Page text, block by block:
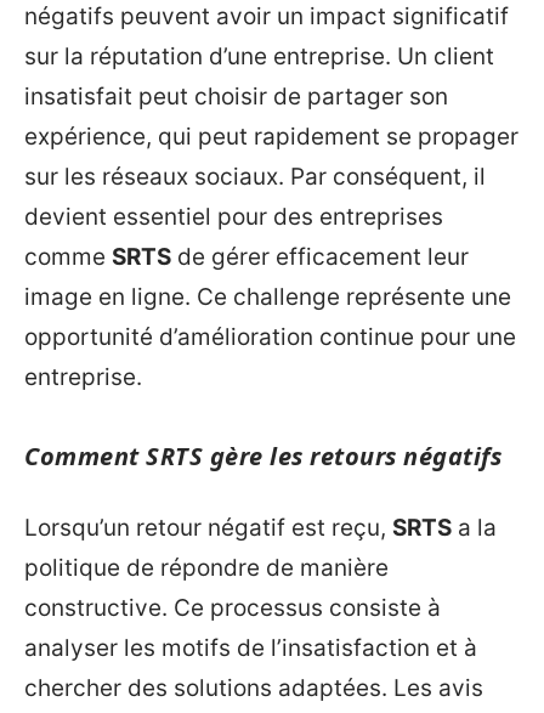
négatifs peuvent avoir un impact significatif
sur la réputation d’une entreprise. Un client
insatisfait peut choisir de partager son
expérience, qui peut rapidement se propager
sur les réseaux sociaux. Par conséquent, il
devient essentiel pour des entreprises
comme SRTS de gérer efficacement leur
image en ligne. Ce challenge représente une
opportunité d’amélioration continue pour une
entreprise.
Comment SRTS gère les retours négatifs
Lorsqu’un retour négatif est reçu, SRTS a la
politique de répondre de manière
constructive. Ce processus consiste à
analyser les motifs de l’insatisfaction et à
chercher des solutions adaptées. Les avis